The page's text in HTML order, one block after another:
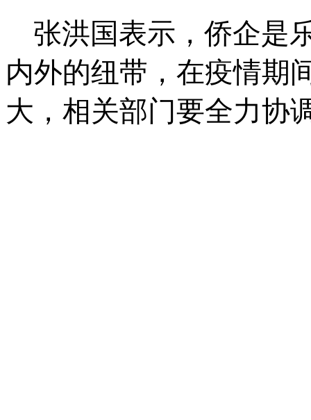
张洪国表示，侨企是
内外的纽带，在疫情期
大，相关部门要全力协